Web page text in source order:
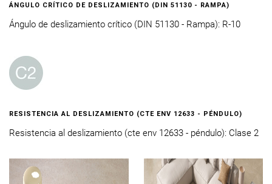
ÁNGULO CRÍTICO DE DESLIZAMIENTO (DIN 51130 - RAMPA)
Ángulo de deslizamiento crítico (DIN 51130 - Rampa): R-10
RESISTENCIA AL DESLIZAMIENTO (CTE ENV 12633 - PÉNDULO)
Resistencia al deslizamiento (cte env 12633 - péndulo): Clase 2